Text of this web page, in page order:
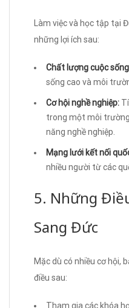
Làm việc và học tập tại
những lợi ích sau:
Chất lượng cuộc
sống cao và môi
Cơ hội nghề nghiệp:
trong một môi
năng nghề nghiệp.
Mạng lưới kết nối
nhiều người từ các
5. Những
Sang Đức
Mặc dù có nhiều cơ hội,
điều sau:
Tham gia các khóa